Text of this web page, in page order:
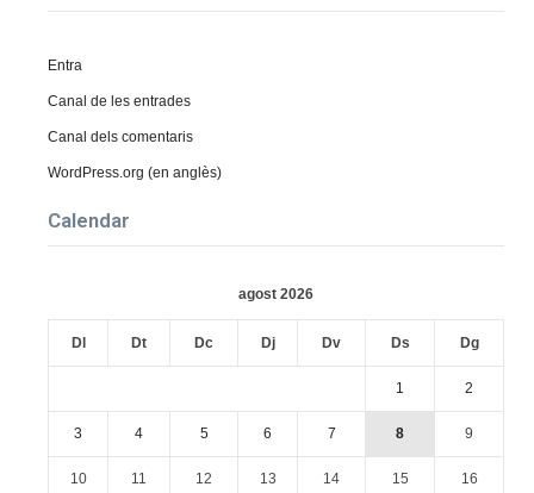
Entra
Canal de les entrades
Canal dels comentaris
WordPress.org (en anglès)
Calendar
agost 2026
Dl Dt Dc Dj Dv Ds Dg
1 2
3 4 5 6 7 8 9
10 11 12 13 14 15 16